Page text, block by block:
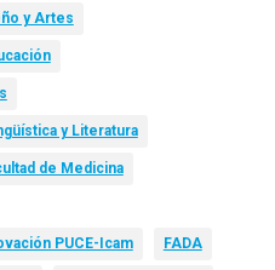
y Artes
y Literatura
de Medicina
PUCE-Icam FADA